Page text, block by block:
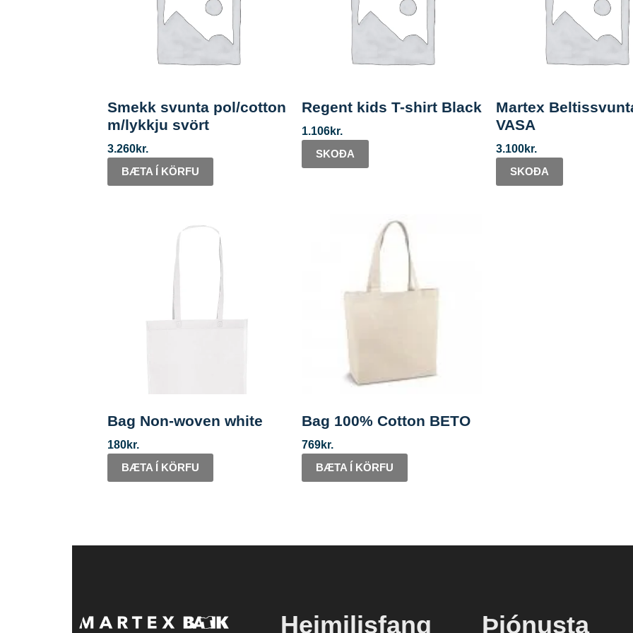
Smekk svunta pol/cotton
m/lykkju svört
3.260kr.
BÆTA Í KÖRFU
Regent kids T-shirt Black
1.106kr.
SKOÐA
Martex
VASA
3.100kr.
SKOÐA
Bag Non-woven white
180kr.
BÆTA Í KÖRFU
Bag 100% Cotton BETO
769kr.
BÆTA Í KÖRFU
Heimilisfang Þjónusta